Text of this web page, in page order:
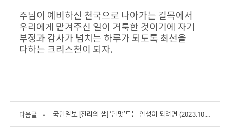
주님이 예비하신 천국으로 나아가는 길목에서
우리에게 맡겨주신 일이 거룩한 것이기에 자기
부정과 감사가 넘치는 하루가 되도록 최선을
다하는 크리스천이 되자.
다음글 국민일보 [진리의 샘] ‘단맛’드는 인생이 되려면 (2023.10.18)